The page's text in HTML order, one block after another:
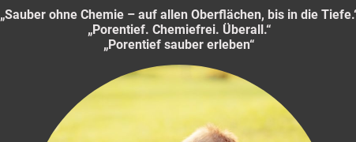
„Sauber ohne Chemie – auf allen Oberflächen, bis in die
„Porentief. Chemiefrei. Überall.“
„Porentief sauber erleben“